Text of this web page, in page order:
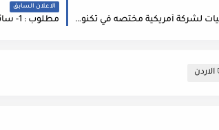
مطلوب مهندسي برمجيات لشركة أمريكية مختصه في تكنولوجيا المعلومات في عمان
الاعلان السابق
الاردن